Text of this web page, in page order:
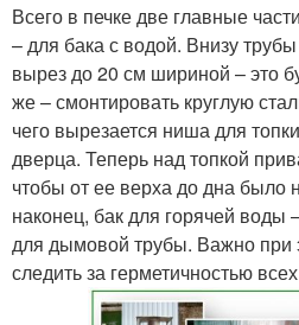
Всего в печке две главные
– для бака с водой. Внизу
вырез до 20 см шириной – это
же – смонтировать круглую
чего вырезается ниша для
дверца. Теперь над топкой
чтобы от ее верха до дна
наконец, бак для горячей воды
для дымовой трубы. Важно при
следить за герметичностью